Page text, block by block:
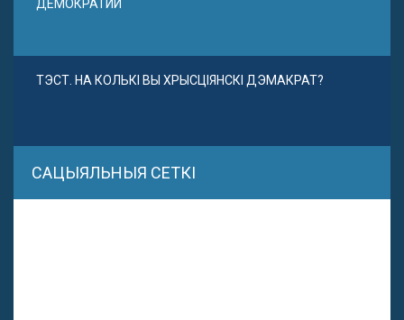
ДЕМОКРАТИИ
ТЭСТ. НА КОЛЬКІ ВЫ ХРЫСЦІЯНСКІ ДЭМАКРАТ?
САЦЫЯЛЬНЫЯ СЕТКІ